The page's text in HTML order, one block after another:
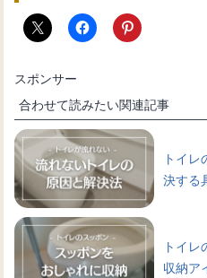
スポンサー
合わせて読みたい関連記事
トイ
決する
トイ
収納ア